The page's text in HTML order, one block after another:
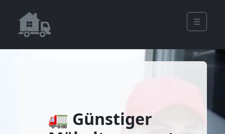
☰
🚛 Günstiger